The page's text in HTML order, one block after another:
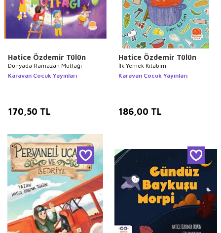
Hatice Özdemir Tülün
Dünyada Ramazan Mutfağı
Karavan Çocuk Yayınları
170,50 TL
Hatice Özdemir Tülün
İlk Yemek Kitabım
Karavan Çocuk Yayınları
186,00 TL